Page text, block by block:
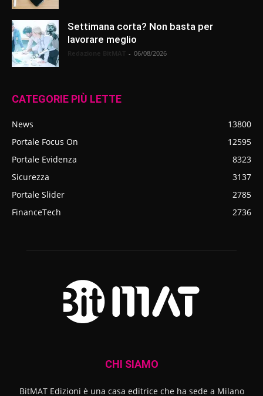
Settimana corta? Non basta per
lavorare meglio
- 06/08/2026
CATEGORIE PIÙ LETTE
News
13800
Portale Focus On
12595
Portale Evidenza
8323
Sicurezza
3137
Portale Slider
2785
FinanceTech
2736
CHI SIAMO
BitMAT Edizioni è una casa editrice che ha sede a Milano